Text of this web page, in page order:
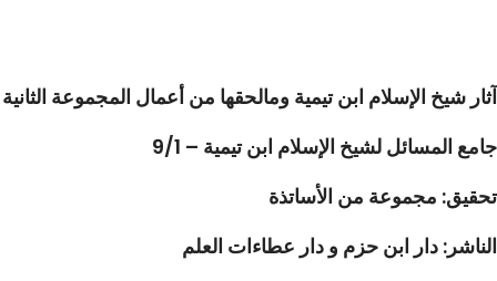
آثار شيخ الإسلام ابن تيمية ومالحقها من أعمال المجموعة
جامع المسائل لشيخ الإسلام ابن تيمية – 9/1
تحقيق: مجموعة من الأساتذة
الناشر: دار ابن حزم و دار عطاءات العلم